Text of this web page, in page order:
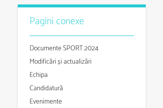
Pagini conexe
Documente SPORT 2024
Modificări și actualizări
Echipa
Candidatură
Evenimente